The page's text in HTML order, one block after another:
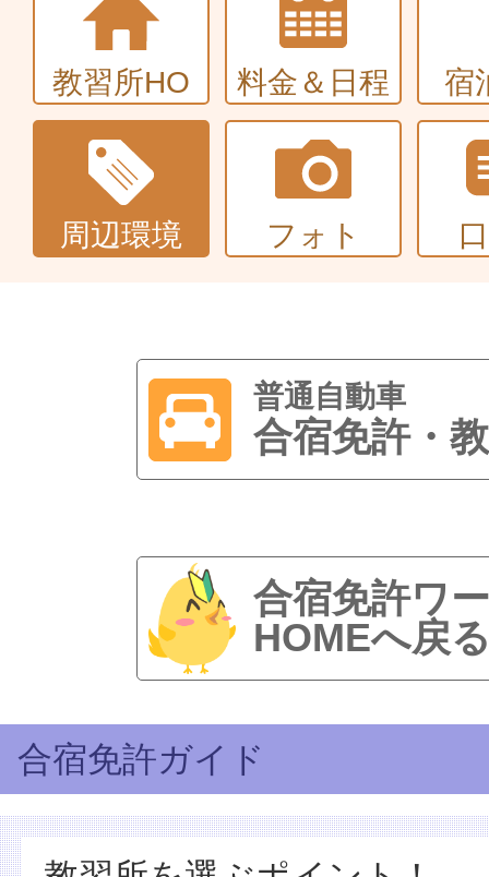
教習所HO 料金＆日程 宿
周辺環境 フォト
普通自動車
合宿免許・
合宿免許ワ
HOMEへ戻
合宿免許ガイド